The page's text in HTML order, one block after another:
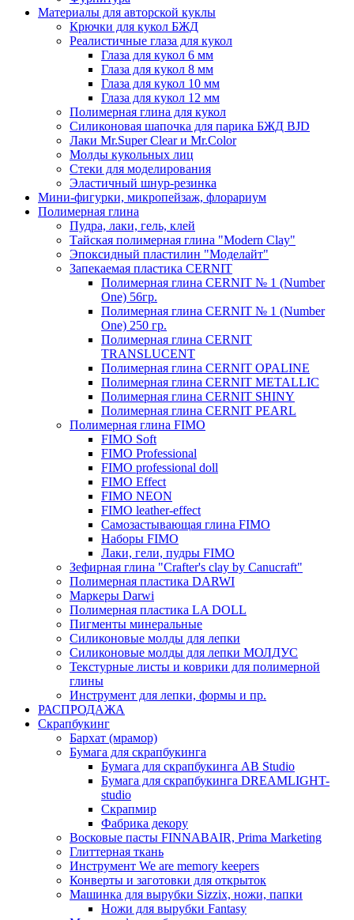
Материалы для авторской куклы
Крючки для кукол БЖД
Реалистичные глаза для кукол
Глаза для кукол 6 мм
Глаза для кукол 8 мм
Глаза для кукол 10 мм
Глаза для кукол 12 мм
Полимерная глина для кукол
Силиконовая шапочка для парика БЖД BJD
Лаки Mr.Super Clear и Mr.Color
Молды кукольных лиц
Стеки для моделирования
Эластичный шнур-резинка
Мини-фигурки, микропейзаж, флорариум
Полимерная глина
Пудра, лаки, гель, клей
Тайская полимерная глина "Modern Clay"
Эпоксидный пластилин "Моделайт"
Запекаемая пластика CERNIT
Полимерная глина CERNIT № 1 (Number
One) 56гр.
Полимерная глина CERNIT № 1 (Number
One) 250 гр.
Полимерная глина CERNIT
TRANSLUCENT
Полимерная глина CERNIT OPALINE
Полимерная глина CERNIT METALLIC
Полимерная глина CERNIT SHINY
Полимерная глина CERNIT PEARL
Полимерная глина FIMO
FIMO Soft
FIMO Professional
FIMO professional doll
FIMO Effect
FIMO NEON
FIMO leather-effect
Самозастывающая глина FIMO
Наборы FIMO
Лаки, гели, пудры FIMO
Зефирная глина "Crafter's clay by Canucraft"
Полимерная пластика DARWI
Маркеры Darwi
Полимерная пластика LA DOLL
Пигменты минеральные
Силиконовые молды для лепки
Силиконовые молды для лепки МОЛДУС
Текстурные листы и коврики для полимерной
глины
Инструмент для лепки, формы и пр.
РАСПРОДАЖА
Скрапбукинг
Бархат (мрамор)
Бумага для скрапбукинга
Бумага для скрапбукинга AB Studio
Бумага для скрапбукинга DREAMLIGHT-
studio
Скрапмир
Фабрика декору
Восковые пасты FINNABAIR, Prima Marketing
Глиттерная ткань
Инструмент We are memory keepers
Конверты и заготовки для открыток
Машинка для вырубки Sizzix, ножи, папки
Ножи для вырубки Fantasy